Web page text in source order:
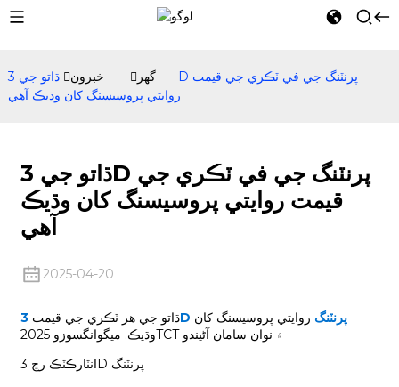
گھر خبرون
ڌاتو جي 3D پرنٽنگ جي في ٽڪري جي قيمت
روايتي پروسيسنگ کان وڌيڪ آهي
ڌاتو جي 3D پرنٽنگ جي في ٽڪري جي
قيمت روايتي پروسيسنگ کان وڌيڪ
آهي
2025-04-20
ڌاتو جي هر ٽڪري جي قيمت 3D پرنٽنگ روايتي پروسيسنگ کان
وڌيڪ. ميگوانگسوزو 2025TCT ۾ نوان سامان آڻيندو
انٽارڪٽڪ رڇ 3D پرنٽنگ